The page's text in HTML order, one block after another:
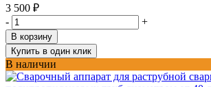
3 500 ₽
-
+
В корзину
Купить в один клик
В наличии